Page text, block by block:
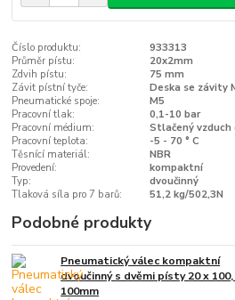
Číslo produktu:
933313
Průměr pístu:
20x2mm
Zdvih pístu:
75 mm
Závit pístní tyče:
Deska se závity
Pneumatické spoje:
M5
Pracovní tlak:
0,1-10 bar
Pracovní médium:
Stlačený vzduch
Pracovní teplota:
-5 - 70 ° C
Těsnící materiál:
NBR
Provedení:
kompaktní
Typ:
dvoučinný
Tlaková síla pro 7 barů:
51,2 kg/502,3N
Podobné produkty
Pneumatický válec kompaktní
dvoučinný s dvěmi písty 20 x
100mm